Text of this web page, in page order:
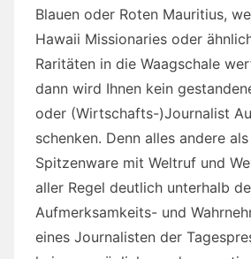
Blauen oder Roten Mauritius,
Hawaii Missionaries oder
Raritäten in die Waagschale
dann wird Ihnen kein
oder (Wirtschafts-)Journalist
schenken. Denn alles andere
Spitzenware mit Weltruf und
aller Regel deutlich unterhalb
Aufmerksamkeits- und
eines Journalisten der